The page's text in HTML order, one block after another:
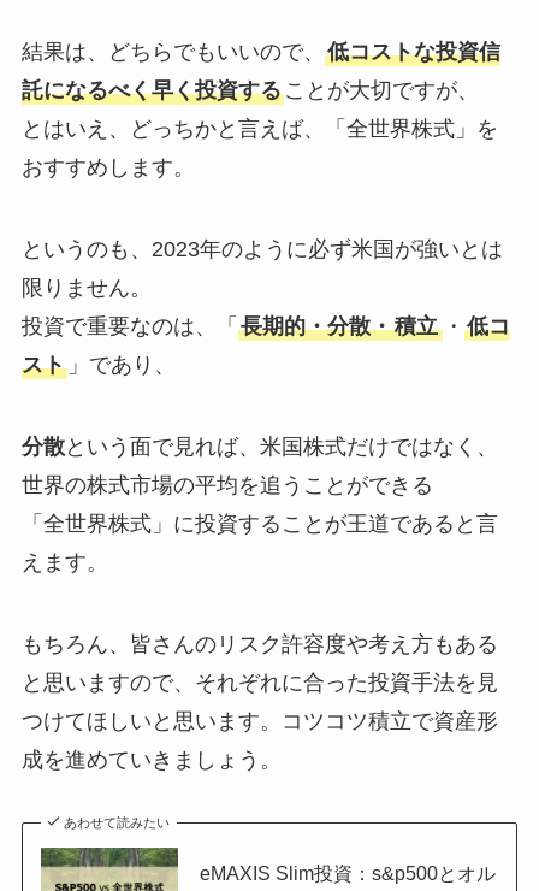
結果は、どちらでもいいので、 低コストな投資信
託になるべく早く投資することが大切ですが、
とはいえ、どっちかと言えば、「全世界株式」を
おすすめします。
というのも、2023年のように必ず米国が強いとは
限りません。
投資で重要なのは、「 長期的・分散・積立 ・ 低コ
スト」であり、
分散という面で見れば、米国株式だけではなく、
世界の株式市場の平均を追うことができる
「全世界株式」に投資することが王道であると言
えます。
もちろん、皆さんのリスク許容度や考え方もある
と思いますので、それぞれに合った投資手法を見
つけてほしいと思います。コツコツ積立で資産形
成を進めていきましょう。
あわせて読みたい
eMAXIS Slim投資：s&p500とオル